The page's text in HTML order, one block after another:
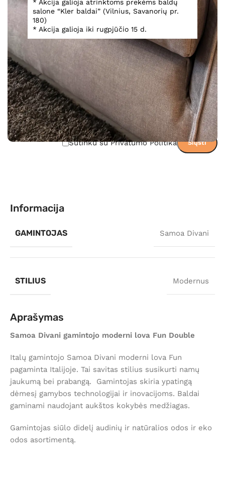
* Akcija galioja atrinktoms prekėms baldų
salone “Kler baldai” (Vilnius, Savanorių pr.
180)
* Akcija galioja iki rugpjūčio 15 d.
Teirautis dėl prekės
Sutinku su Privatumo Politika
Informacija
GAMINTOJAS Samoa Divani
STILIUS Modernus
Aprašymas
Samoa Divani gamintojo moderni lova Fun Double
Italų gamintojo Samoa Divani moderni lova Fun
pagaminta Italijoje. Tai savitas stilius susikurti namų
jaukumą bei prabangą. Gamintojas skiria ypatingą
dėmesį gamybos technologijai ir inovacijoms. Baldai
gaminami naudojant aukštos kokybės medžiagas.
Gamintojas siūlo didelį audinių ir natūralios odos ir eko
odos asortimentą.